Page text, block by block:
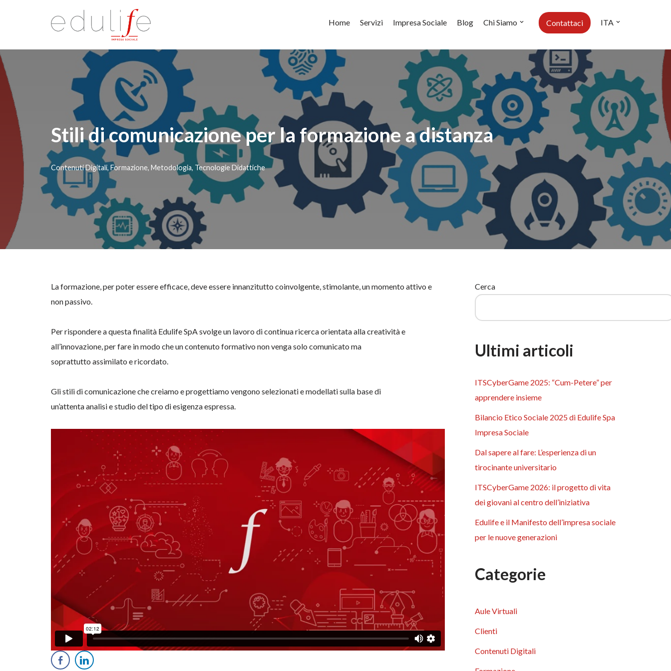
Home Servizi Impresa Sociale Blog Chi Siamo Contattaci ITA
Stili di comunicazione per la formazione a distanza
Contenuti Digitali, Formazione, Metodologia, Tecnologie Didattiche
La formazione, per poter essere efficace, deve essere innanzitutto coinvolgente, stimolante, un momento attivo e
non passivo.
Per rispondere a questa finalità Edulife SpA svolge un lavoro di continua ricerca orientata alla creatività e
all’innovazione, per fare in modo che un contenuto formativo non venga solo comunicato ma
soprattutto assimilato e ricordato.
Gli stili di comunicazione che creiamo e progettiamo vengono selezionati e modellati sulla base di
un’attenta analisi e studio del tipo di esigenza espressa.
Cerca
Ultimi articoli
ITSCyberGame 2025: “Cum-Petere” per
apprendere insieme
Bilancio Etico Sociale 2025 di Edulife Spa
Impresa Sociale
Dal sapere al fare: L’esperienza di un
tirocinante universitario
ITSCyberGame 2026: il progetto di vita
dei giovani al centro dell’iniziativa
Edulife e il Manifesto dell’impresa sociale
per le nuove generazioni
Categorie
Aule Virtuali
Clienti
Contenuti Digitali